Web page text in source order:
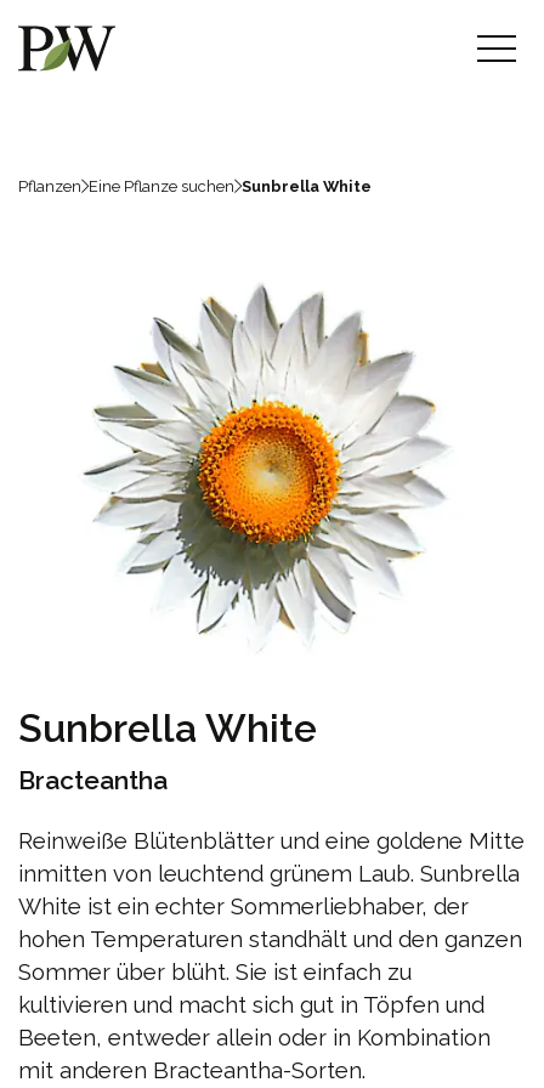
Pflanzen Eine Pflanze suchen Sunbrella White
Sunbrella White
Bracteantha
Reinweiße Blütenblätter und eine goldene Mitte
inmitten von leuchtend grünem Laub. Sunbrella
White ist ein echter Sommerliebhaber, der
hohen Temperaturen standhält und den ganzen
Sommer über blüht. Sie ist einfach zu
kultivieren und macht sich gut in Töpfen und
Beeten, entweder allein oder in Kombination
mit anderen Bracteantha-Sorten.